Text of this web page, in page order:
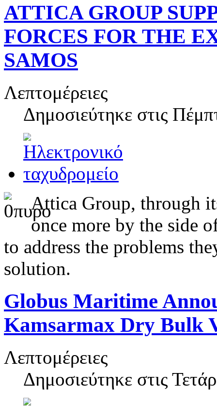
ATTICA GROUP
FORCES FOR THE
SAMOS
Λεπτομέρειες
Δημοσιεύτηκε στις
Attica Group, through
once more by the side
to address the problems
solution.
Globus Maritime
Kamsarmax Dry Bulk
Λεπτομέρειες
Δημοσιεύτηκε στις